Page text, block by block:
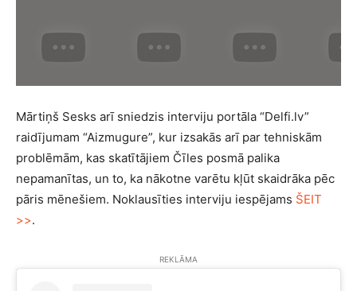
Mārtiņš Sesks arī sniedzis interviju portāla “Delfi.lv”
raidījumam “Aizmugure”, kur izsakās arī par tehniskām
problēmām, kas skatītājiem Čīles posmā palika
nepamanītas, un to, ka nākotne varētu kļūt skaidrāka pēc
pāris mēnešiem. Noklausīties interviju iespējams ŠEIT
>>.
REKLĀMA